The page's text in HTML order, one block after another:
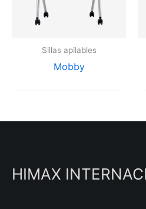
Sillas apilables
Mobby
HIMAX